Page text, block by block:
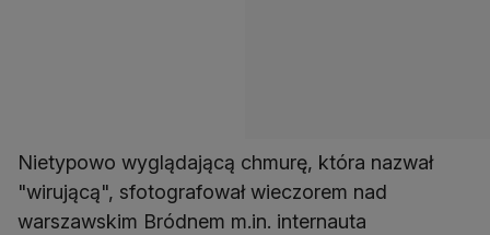
Nietypowo wyglądającą chmurę, która nazwał
"wirującą", sfotografował wieczorem nad
warszawskim Bródnem m.in. internauta